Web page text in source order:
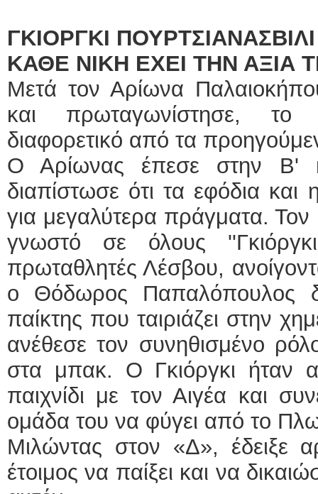
ΓΚΙΟΡΓΚΙ
ΚΑΘΕ ΝΙΚΗ ΕΧΕΙ ΤΗΝ ΑΞΙΑ
Μετά τον Αρίωνα
και πρωταγωνίστησε, το
διαφορετικό από τα
Ο Αρίωνας έπεσε στην Β'
διαπίστωσε ότι τα εφόδια και
για μεγαλύτερα πράγματα.
γνωστό σε όλους
πρωταθλητές Λέσβου,
ο Θόδωρος Παπαλόπουλος
παίκτης που ταιριάζει στην
ανέθεσε τον συνηθισμένο
στα μπακ. Ο Γκιόργκι ήταν
παιχνίδι με τον Αιγέα και
ομάδα του να φύγει από το
Μιλώντας στον «Δ», έδειξε
έτοιμος να παίξει και να